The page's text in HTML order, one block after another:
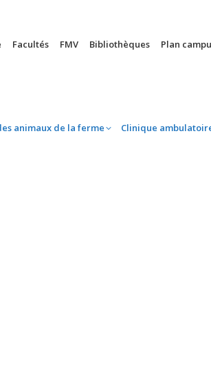
Facultés FMV Bibliothèques Plan
animaux de la ferme Clinique